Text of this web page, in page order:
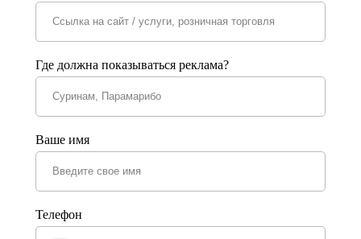
Где должна показываться реклама?
Ваше имя
Телефон